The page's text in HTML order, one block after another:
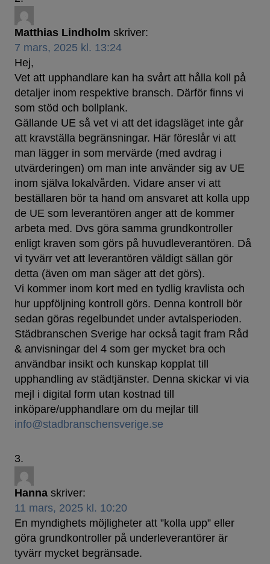
Matthias Lindholm skriver:
7 mars, 2025 kl. 13:24
Hej,
Vet att upphandlare kan ha svårt att hålla koll på
detaljer inom respektive bransch. Därför finns vi
som stöd och bollplank.
Gällande UE så vet vi att det idagsläget inte går
att kravställa begränsningar. Här föreslår vi att
man lägger in som mervärde (med avdrag i
utvärderingen) om man inte använder sig av UE
inom själva lokalvården. Vidare anser vi att
beställaren bör ta hand om ansvaret att kolla upp
de UE som leverantören anger att de kommer
arbeta med. Dvs göra samma grundkontroller
enligt kraven som görs på huvudleverantören. Då
vi tyvärr vet att leverantören väldigt sällan gör
detta (även om man säger att det görs).
Vi kommer inom kort med en tydlig kravlista och
hur uppföljning kontroll görs. Denna kontroll bör
sedan göras regelbundet under avtalsperioden.
Städbranschen Sverige har också tagit fram Råd
& anvisningar del 4 som ger mycket bra och
användbar insikt och kunskap kopplat till
upphandling av städtjänster. Denna skickar vi via
mejl i digital form utan kostnad till
inköpare/upphandlare om du mejlar till
info@stadbranschensverige.se
Hanna skriver:
11 mars, 2025 kl. 10:20
En myndighets möjligheter att ”kolla upp” eller
göra grundkontroller på underleverantörer är
tyvärr mycket begränsade.